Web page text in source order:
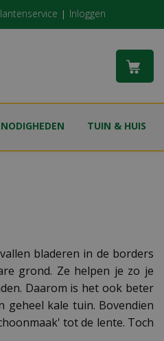
Inloggen
TUIN & HUIS
bladeren in de borders
grond. Ze helpen je zo je
Daarom is het ook beter
kale tuin. Bovendien
tot de lente. Toch